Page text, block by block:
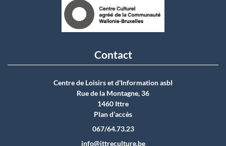
Contact
Centre de Loisirs et d'Information asbI
Rue de la Montagne, 36
1460 Ittre
Plan d’accès
067/64.73.23
info@ittreculture.be